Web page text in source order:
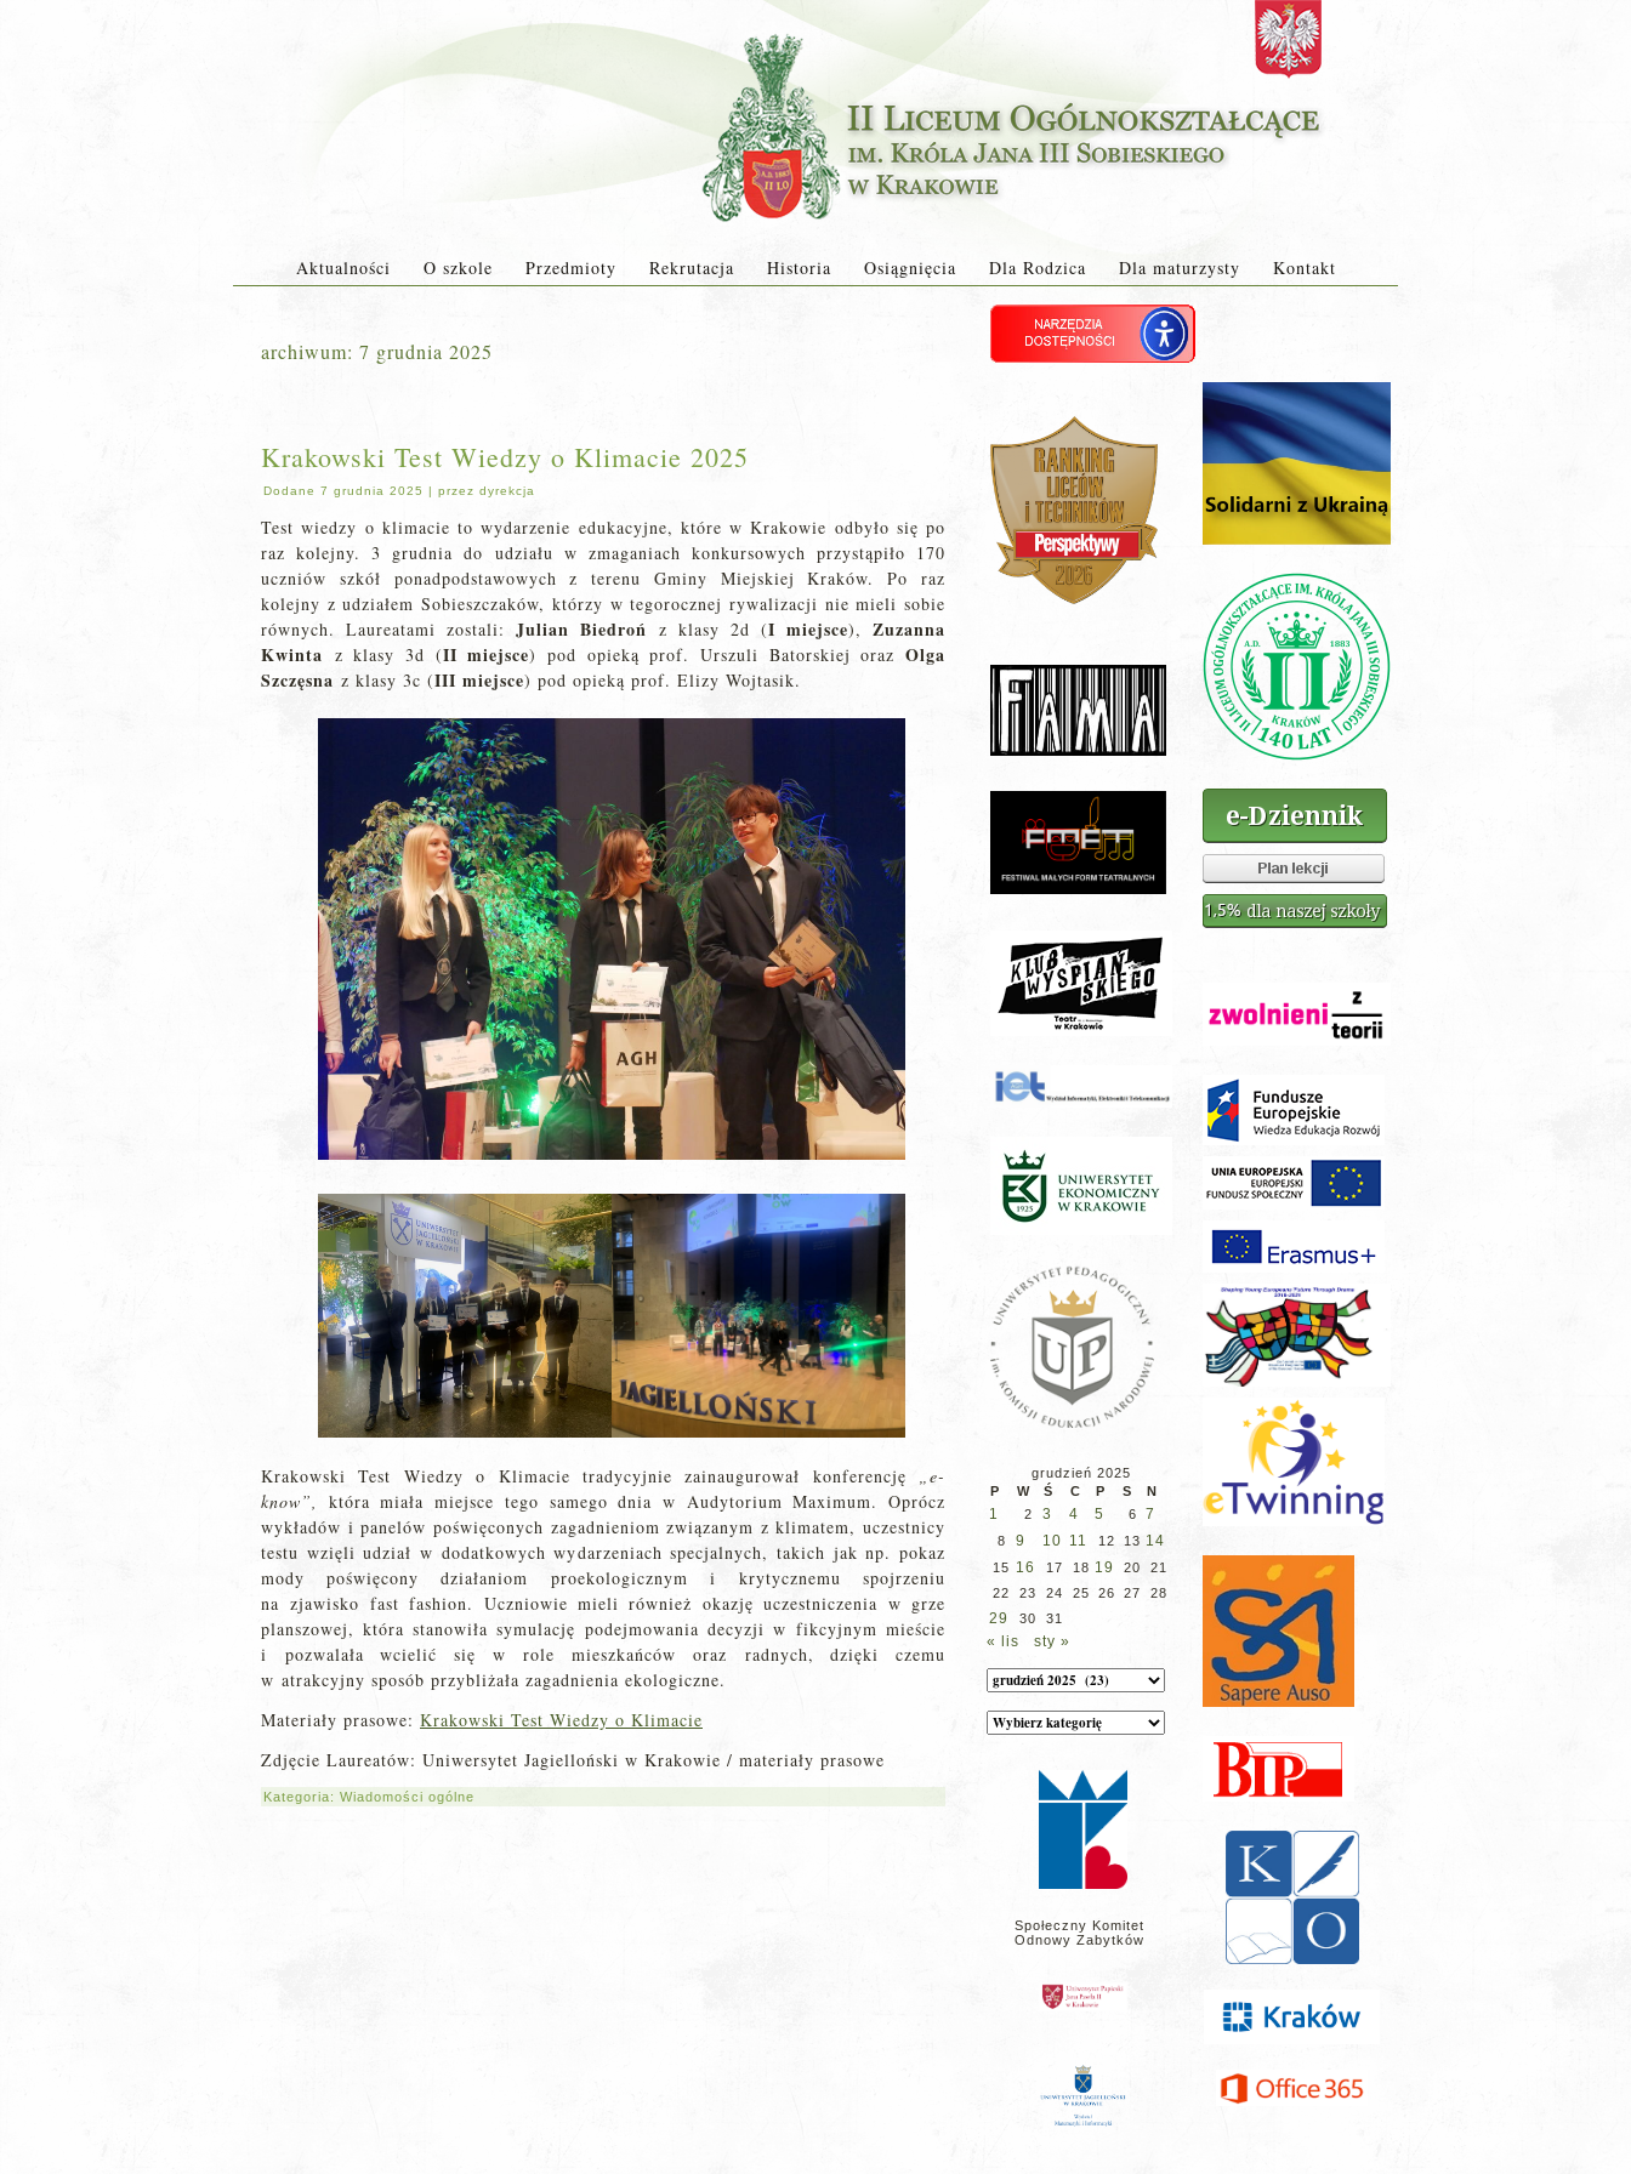
Aktualności O szkole Przedmioty Rekrutacja Historia Osiągnięcia Dla Rodzica Dla maturzysty Kontakt
archiwum: 7 grudnia 2025
Krakowski Test Wiedzy o Klimacie 2025
Dodane 7 grudnia 2025 | przez dyrekcja
Test wiedzy o klimacie to wydarzenie edukacyjne, które w Krakowie odbyło się po
raz kolejny. 3 grudnia do udziału w zmaganiach konkursowych przystąpiło 170
uczniów szkół ponadpodstawowych z terenu Gminy Miejskiej Kraków. Po raz
kolejny z udziałem Sobieszczaków, którzy w tegorocznej rywalizacji nie mieli sobie
równych. Laureatami zostali:Julian Biedroń z klasy 2d (I miejsce),Zuzanna
Kwinta z klasy 3d (II miejsce) pod opieką prof. Urszuli Batorskiej orazOlga
Szczęsna z klasy 3c (III miejsce) pod opieką prof. Elizy Wojtasik.
Krakowski Test Wiedzy o Klimacie tradycyjnie zainaugurował konferencję „e-
know”,
która miała miejsce tego samego dnia w Audytorium Maximum. Oprócz
wykładów i panelów poświęconych zagadnieniom związanym z klimatem, uczestnicy
testu wzięli udział w dodatkowych wydarzeniach specjalnych, takich jak np. pokaz
mody poświęcony działaniom proekologicznym i krytycznemu spojrzeniu
na zjawisko fast fashion. Uczniowie mieli również okazję uczestniczenia w grze
planszowej, która stanowiła symulację podejmowania decyzji w fikcyjnym mieście
i pozwalała wcielić się w role mieszkańców oraz radnych, dzięki czemu
w atrakcyjny sposób przybliżała zagadnienia ekologiczne.
Materiały prasowe: Krakowski Test Wiedzy o Klimacie
Zdjęcie Laureatów: Uniwersytet Jagielloński w Krakowie / materiały prasowe
Kategoria: Wiadomości ogólne
grudzień 2025
P
W Ś C P S N
1 2 3 4 5 6 7
8 9 10 11 12 13 14
15 16 17 18 19 20
21
22
23 24 25 26 27 28
29 30 31
« lis sty »
Archiwum
Kategorie
wpisów
Społeczny Komitet
Odnowy Zabytków